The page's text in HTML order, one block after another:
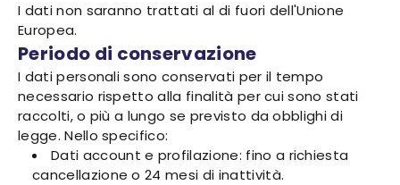
I dati non saranno trattati al di fuori dell'Unione
Europea.
Periodo di conservazione
I dati personali sono conservati per il tempo
necessario rispetto alla finalità per cui sono stati
raccolti, o più a lungo se previsto da obblighi di
legge. Nello specifico:
Dati account e profilazione: fino a richiesta
cancellazione o 24 mesi di inattività.